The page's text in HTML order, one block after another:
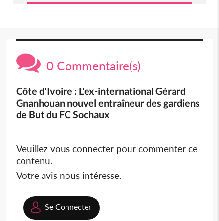
0 Commentaire(s)
Côte d'Ivoire : L'ex-international Gérard
Gnanhouan nouvel entraîneur des gardiens
de But du FC Sochaux
Veuillez vous connecter pour commenter ce
contenu.
Votre avis nous intéresse.
Se Connecter